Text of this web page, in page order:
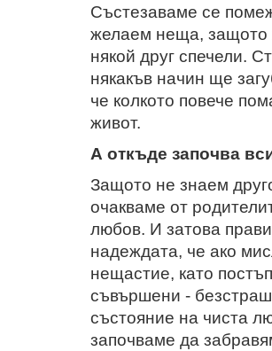
Състезаваме се
желаем неща, защото
някой друг спечели.
някакъв начин ще
че колкото повече
живот.
А откъде започва
Защото не знаем
очакваме от
любов. И затова
надеждата, че ако
нещастие, като
съвършени -
състояние на чиста
започваме да